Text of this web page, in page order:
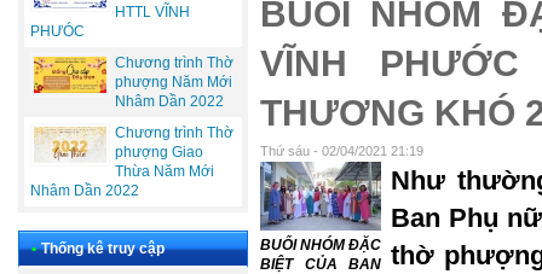
HTTL VĨNH
PHƯÓC
Chương trình Thờ
phượng Năm Mới
Nhâm Dần 2022
Chương trình Thờ
phượng Giao
Thừa Năm Mới
Nhâm Dần 2022
• Thống kê truy cập
BUỔI NHÓM
VĨNH
THƯƠNG KHÓ
Thứ sáu - 02/04/2021 21:19
BUỔI NHÓM ĐẶC
BIỆT CỦA BAN
Như
Ban Phụ
thờ